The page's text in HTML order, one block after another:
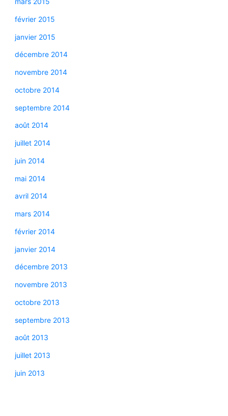
février 2015
janvier 2015
décembre 2014
novembre 2014
octobre 2014
septembre 2014
août 2014
juillet 2014
juin 2014
mai 2014
avril 2014
mars 2014
février 2014
janvier 2014
décembre 2013
novembre 2013
octobre 2013
septembre 2013
août 2013
juillet 2013
juin 2013